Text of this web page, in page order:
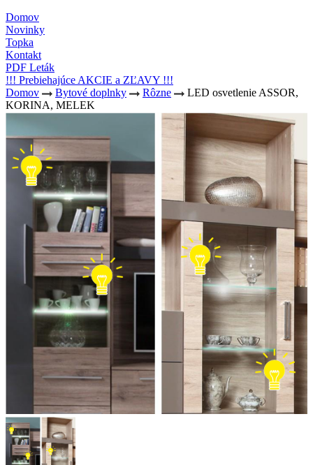
Domov
Novinky
Topka
Kontakt
PDF Leták
!!! Prebiehajúce AKCIE a ZĽAVY !!!
Domov
Bytové doplnky Rôzne
LED osvetlenie ASSOR,
KORINA, MELEK